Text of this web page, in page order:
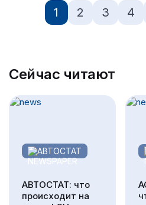
1 2 3 4
Сейчас читают
АВТОСТАТ
АВТОСТАТ: что
происходит на